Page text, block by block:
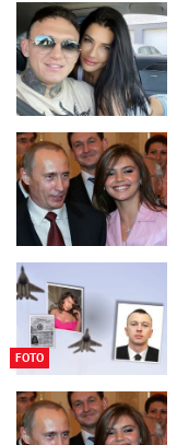
FOTO